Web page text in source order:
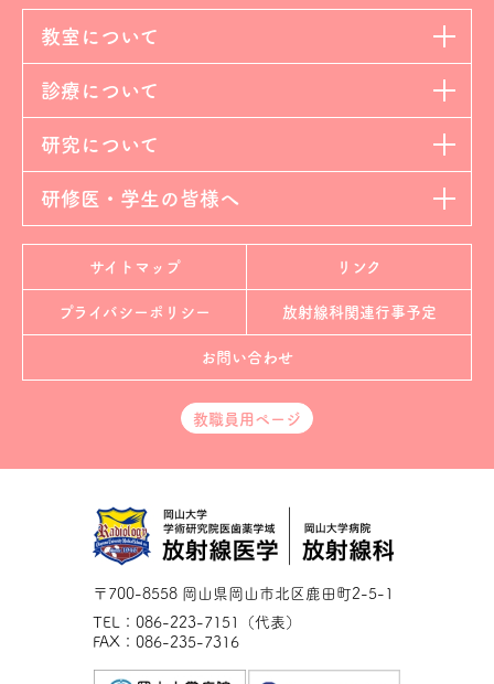
教室について
診療について
研究について
研修医・学生の皆様へ
〒700-8558 岡山県岡山市北区鹿田町2-5-1
TEL：086-223-7151（代表）
FAX：086-235-7316
サイトマップ リンク
プライバシーポリシー 放射線科関連行事予定
お問い合わせ
教職員用ページ